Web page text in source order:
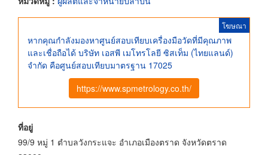
โฆษณา
หากคุณกำลังมองหาศูนย์สอบเทียบเครื่องมือวัดที่มีคุณภาพ
และเชื่อถือได้ บริษัท เอสพี เมโทรโลยี ซิสเท็ม (ไทยแลนด์)
จำกัด คือศูนย์สอบเทียบมาตรฐาน 17025
https://www.spmetrology.co.th/
ที่อยู่
99/9 หมู่ 1 ตำบลวังกระแจะ อำเภอเมืองตราด จังหวัดตราด